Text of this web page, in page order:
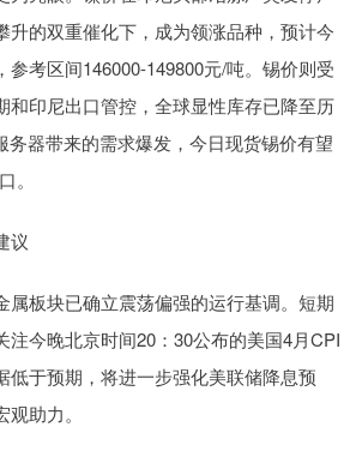
升的双重催化下，成为领涨品种，预计今
参考区间146000-149800元/吨。锡价则受
和印尼出口管控，全球显性库存已降至历
务器带来的需求爆发，今日现货锡价有望
。
议
板块已确立震荡偏强的运行基调。短期
注今晚北京时间20：30公布的美国4月CPI
低于预期，将进一步强化美联储降息预
助力。